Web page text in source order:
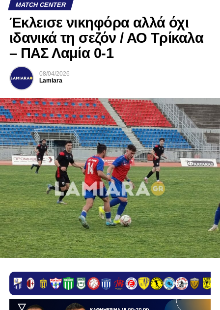
MATCH CENTER
Έκλεισε νικηφόρα αλλά όχι
ιδανικά τη σεζόν / ΑΟ Τρίκαλα
– ΠΑΣ Λαμία 0-1
08/04/2026
Lamiara